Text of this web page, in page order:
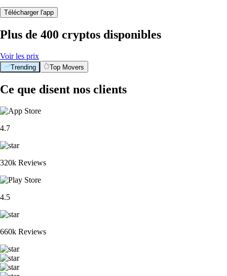
Télécharger l'app
Plus de 400 cryptos disponibles
Voir les prix
Trending Top Movers
Ce que disent nos clients
4.7
320k Reviews
4.5
660k Reviews